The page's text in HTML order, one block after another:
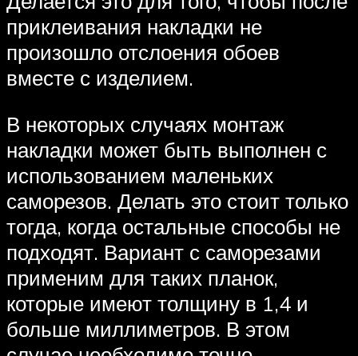
приклеивания накладки не
произошло отслоения обоев
вместе с изделием.
В некоторых случаях монтаж
накладки может быть выполнен с
использованием маленьких
саморезов. Делать это стоит только
тогда, когда остальные способы не
подходят. Вариант с саморезами
применим для таких планок,
которые имеют толщину в 1,4 и
больше миллиметров. В этом